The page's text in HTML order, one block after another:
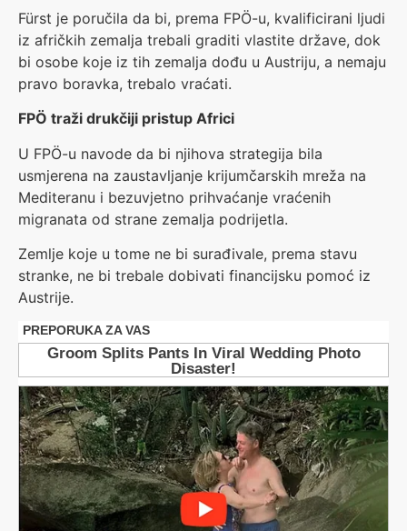
Fürst je poručila da bi, prema FPÖ-u, kvalificirani ljudi
iz afričkih zemalja trebali graditi vlastite države, dok
bi osobe koje iz tih zemalja dođu u Austriju, a nemaju
pravo boravka, trebalo vraćati.
FPÖ traži drukčiji pristup Africi
U FPÖ-u navode da bi njihova strategija bila
usmjerena na zaustavljanje krijumčarskih mreža na
Mediteranu i bezuvjetno prihvaćanje vraćenih
migranata od strane zemalja podrijetla.
Zemlje koje u tome ne bi surađivale, prema stavu
stranke, ne bi trebale dobivati financijsku pomoć iz
Austrije.